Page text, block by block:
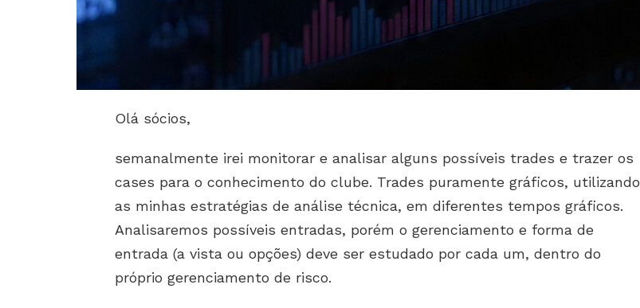
Olá sócios,
semanalmente irei monitorar e analisar alguns possíveis trades e trazer os
cases para o conhecimento do clube. Trades puramente gráficos, utilizando
as minhas estratégias de análise técnica, em diferentes tempos gráficos.
Analisaremos possíveis entradas, porém o gerenciamento e forma de
entrada (a vista ou opções) deve ser estudado por cada um, dentro do
próprio gerenciamento de risco.